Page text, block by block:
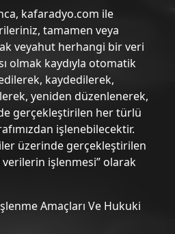
kafaradyo.com ile
tamamen veya
veyahut herhangi bir veri
olmak kaydıyla otomatik
kaydedilerek,
yeniden düzenlenerek,
gerçekleştirilen her türlü
işlenebilecektir.
üzerinde gerçekleştirilen
işlenmesi” olarak
Amaçları Ve Hukuki